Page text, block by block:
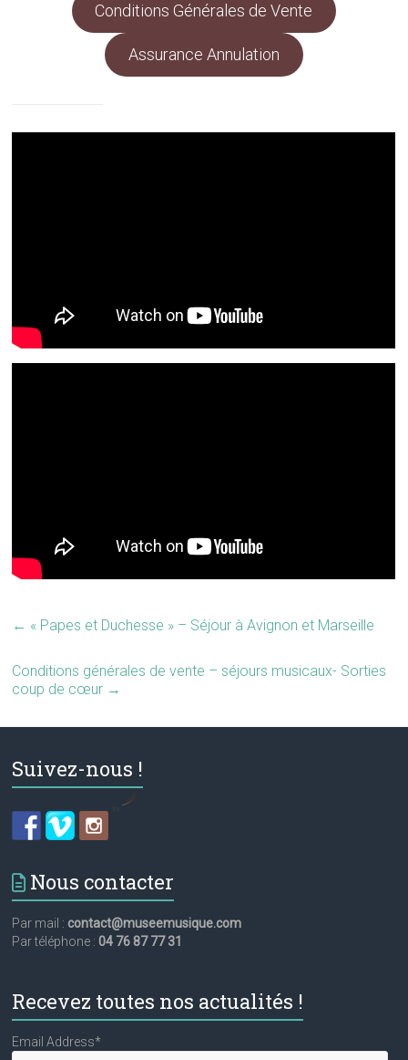
Conditions Générales de Vente
Assurance Annulation
← « Papes et Duchesse » – Séjour à Avignon et Marseille
Conditions générales de vente – séjours musicaux- Sorties
coup de cœur →
Suivez-nous !
Nous contacter
Par mail :contact@museemusique.com
Par téléphone :04 76 87 77 31
Recevez toutes nos actualités !
Email Address*